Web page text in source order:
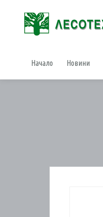
Начало Новини